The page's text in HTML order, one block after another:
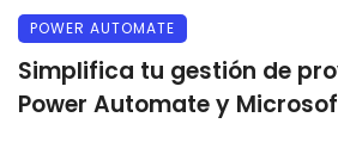
POWER AUTOMATE
Simplifica tu gestión de
Power Automate y